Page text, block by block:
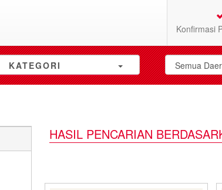
Konfirmasi
KATEGORI
HASIL PENCARIAN